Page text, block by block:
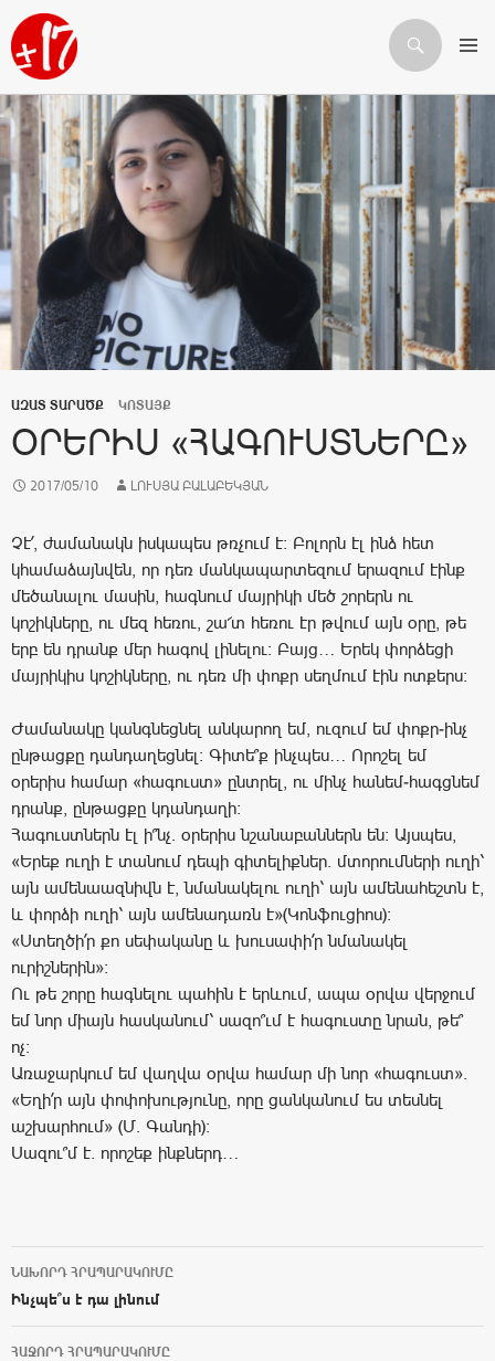
Որոնում
ԱՆՑՆԵԼ ԲՈՎԱՆԴԱԿՈՒԹՅԱՆԸ
ԱԶԱՏ ՏԱՐԱԾՔ ԿՈՏԱՅՔ
ՕՐԵՐԻՍ «ՀԱԳՈՒՍՏՆԵՐԸ»
2017/05/10 ԼՈՒՍՅԱ ԲԱԼԱԲԵԿՅԱՆ
Չէ՛, ժամանակն իսկապես թռչում է: Բոլորն էլ ինձ հետ
կհամաձայնվեն, որ դեռ մանկապարտեզում երազում էինք
մեծանալու մասին, հագնում մայրիկի մեծ շորերն ու
կոշիկները, ու մեզ հեռու, շա՜տ հեռու էր թվում այն օրը, թե
երբ են դրանք մեր հագով լինելու: Բայց… Երեկ փորձեցի
մայրիկիս կոշիկները, ու դեռ մի փոքր սեղմում էին ոտքերս:
Ժամանակը կանգնեցնել անկարող եմ, ուզում եմ փոքր-ինչ
ընթացքը դանդաղեցնել: Գիտե՞ք ինչպես… Որոշել եմ
օրերիս համար «հագուստ» ընտրել, ու մինչ հանեմ-հագցնեմ
դրանք, ընթացքը կդանդաղի:
Հագուստներն էլ ի՞նչ. օրերիս նշանաբաններն են: Այսպես,
«Երեք ուղի է տանում դեպի գիտելիքներ. մտորումների ուղի՝
այն ամենաազնիվն է, նմանակելու ուղի՝ այն ամենահեշտն է,
և փորձի ուղի՝ այն ամենադառն է»(Կոնֆուցիոս):
«Ստեղծի՛ր քո սեփականը և խուսափի՛ր նմանակել
ուրիշներին»:
Ու թե շորը հագնելու պահին է երևում, ապա օրվա վերջում
եմ նոր միայն հասկանում՝ սազո՞ւմ է հագուստը նրան, թե՞
ոչ:
Առաջարկում եմ վաղվա օրվա համար մի նոր «հագուստ».
«Եղի՛ր այն փոփոխությունը, որը ցանկանում ես տեսնել
աշխարհում» (Մ. Գանդի):
Սազու՞մ է. որոշեք ինքներդ…
Post navigation
ՆԱԽՈՐԴ ՀՐԱՊԱՐԱԿՈՒՄԸ
Ինչպե՞ս է դա լինում
ՀԱՋՈՐԴ ՀՐԱՊԱՐԱԿՈՒՄԸ